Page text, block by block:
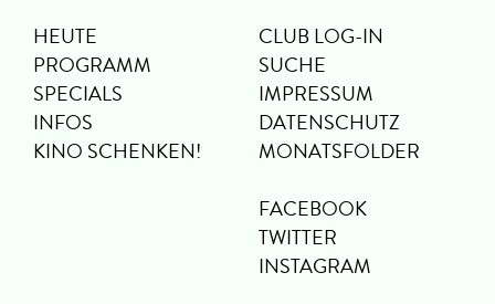
HEUTE
PROGRAMM
SPECIALS
INFOS
KINO SCHENKEN!
CLUB LOG-IN
SUCHE
IMPRESSUM
DATENSCHUTZ
MONATSFOLDER
FACEBOOK
TWITTER
INSTAGRAM